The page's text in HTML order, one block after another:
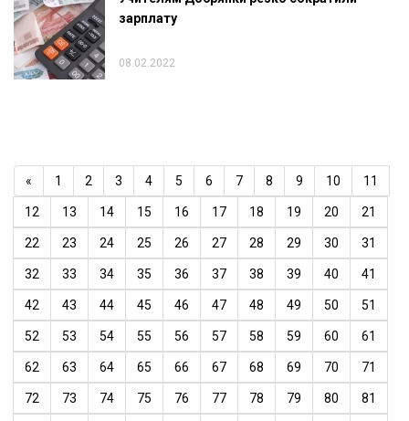
зарплату
08.02.2022
« 1 2 3 4 5 6 7 8 9 10 11
12 13 14 15 16 17 18 19 20 21
22 23 24 25 26 27 28 29 30 31
32 33 34 35 36 37 38 39 40 41
42 43 44 45 46 47 48 49 50 51
52 53 54 55 56 57 58 59 60 61
62 63 64 65 66 67 68 69 70 71
72 73 74 75 76 77 78 79 80 81